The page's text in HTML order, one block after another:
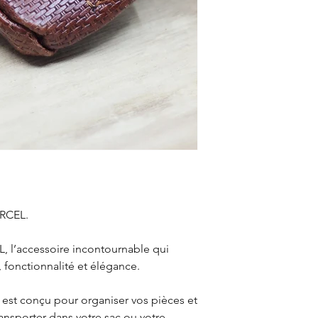
l’accessoire incontournable qui
et élégance.
conçu pour organiser vos pièces et